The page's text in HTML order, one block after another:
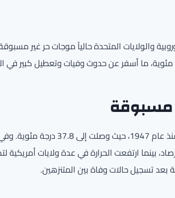
والولايات المتحدة حالياً موجات حر غير
مسبوقة
سجلت فرنسا أعلى درجة حرارة
تسجيل حالات وفاة بين المتنزهين.